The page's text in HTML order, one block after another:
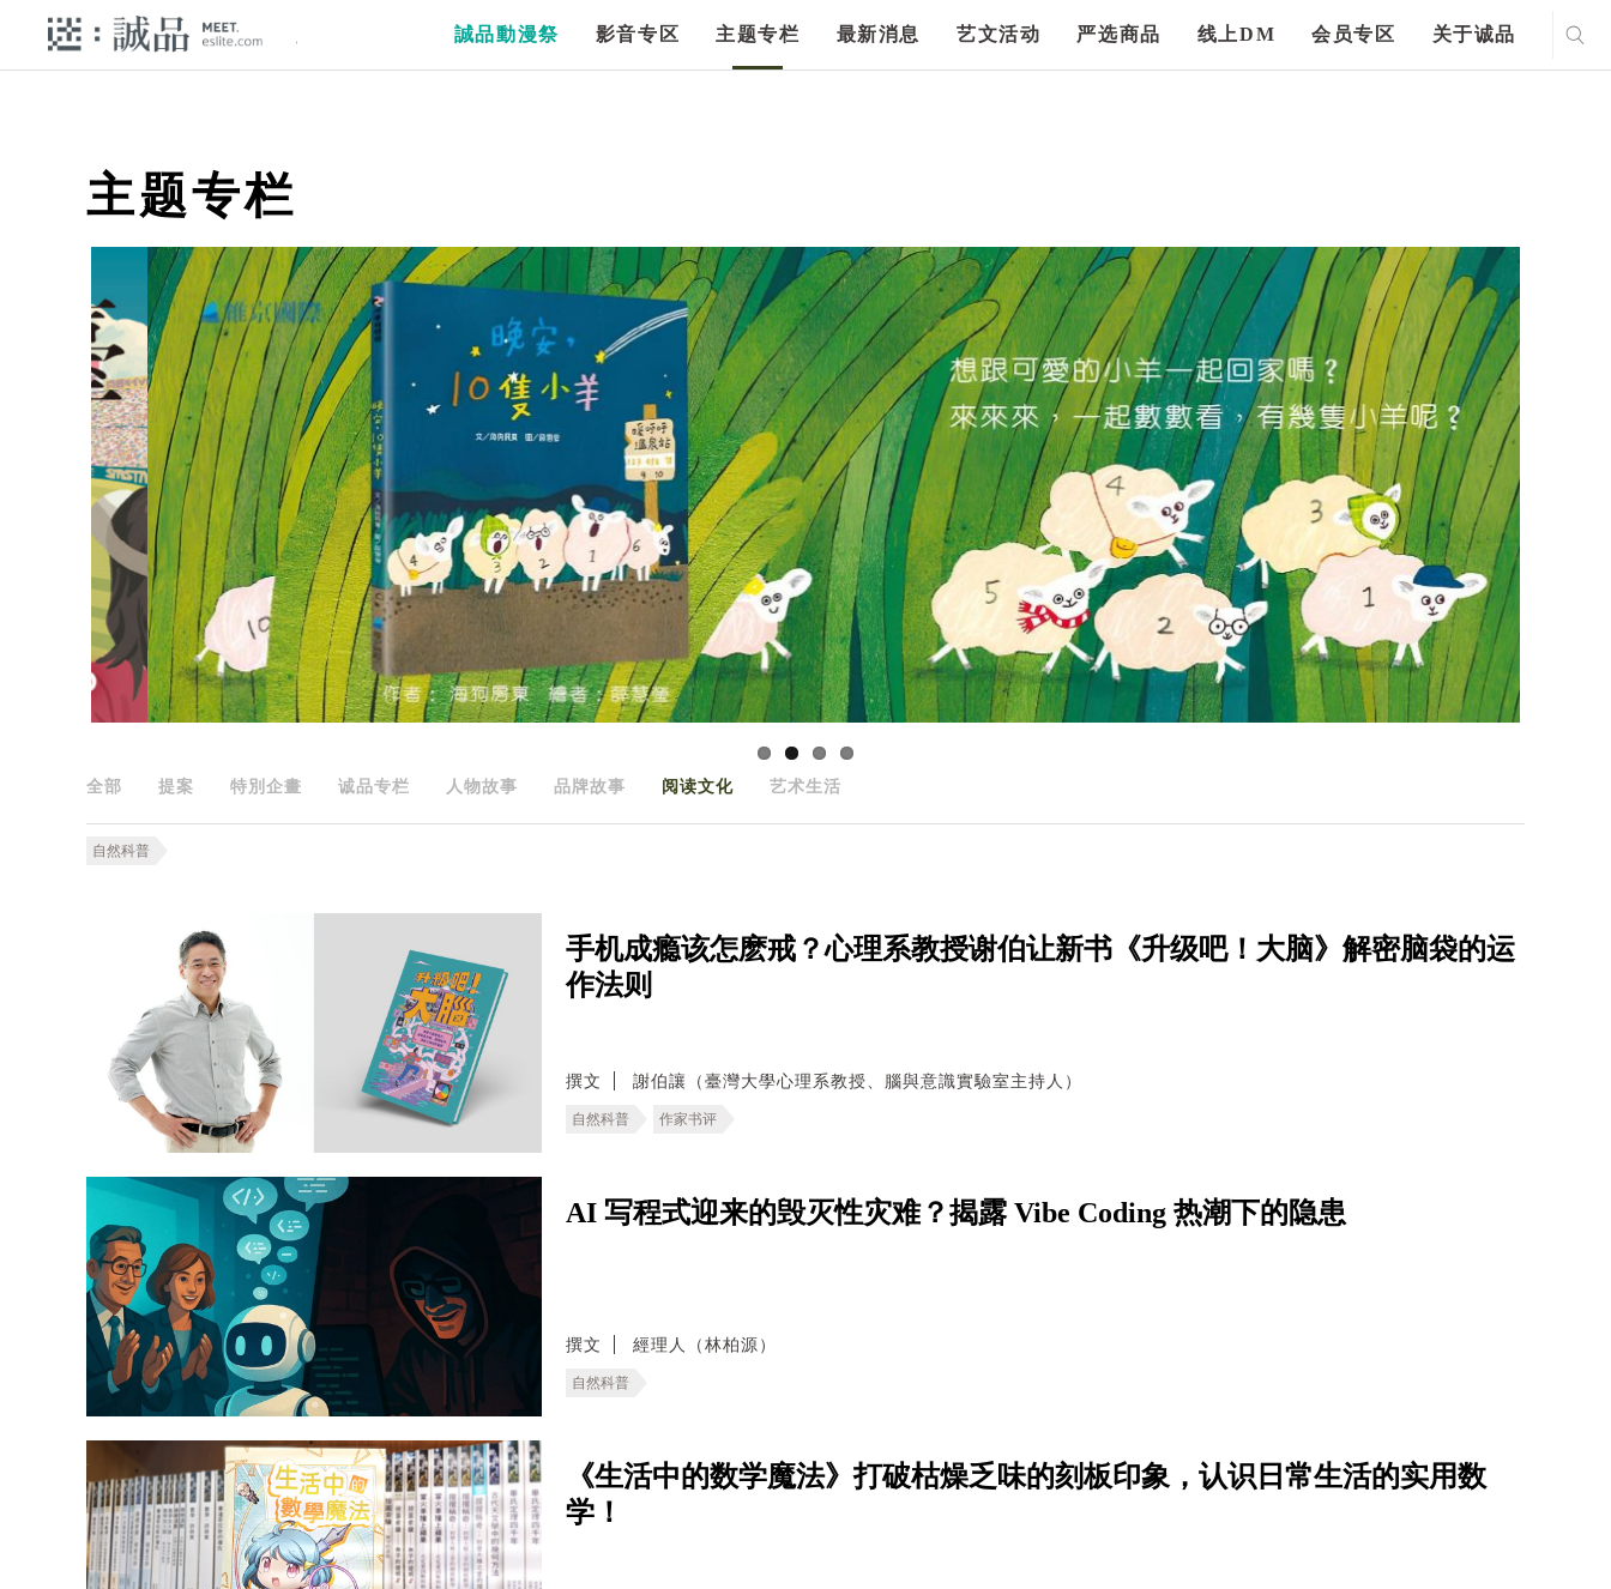
誠品動漫祭 影音专区 主题专栏 最新消息 艺文活动 严选商品 线上DM 会员专区 关于诚品
主题专栏
全部 提案 特別企畫 诚品专栏 人物故事 品牌故事 阅读文化 艺术生活
自然科普
手机成瘾该怎麽戒？心理系教授谢伯让新书《升级吧！大脑》解密脑袋的运
作法则
撰文 謝伯讓（臺灣大學心理系教授、腦與意識實驗室主持人）
自然科普 作家书评
AI 写程式迎来的毁灭性灾难？揭露 Vibe Coding 热潮下的隐患
撰文 經理人（林柏源）
自然科普
《生活中的数学魔法》打破枯燥乏味的刻板印象，认识日常生活的实用数
学！